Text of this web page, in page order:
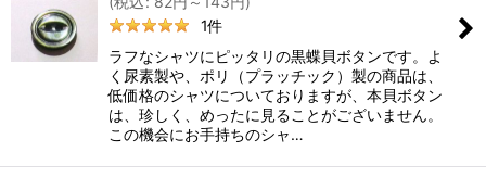
1件
ラフなシャツにピッタリの黒蝶貝ボタンです。よ
く尿素製や、ポリ（プラッチック）製の商品は、
低価格のシャツについておりますが、本貝ボタン
は、珍しく、めったに見ることがございません。
この機会にお手持ちのシャ…